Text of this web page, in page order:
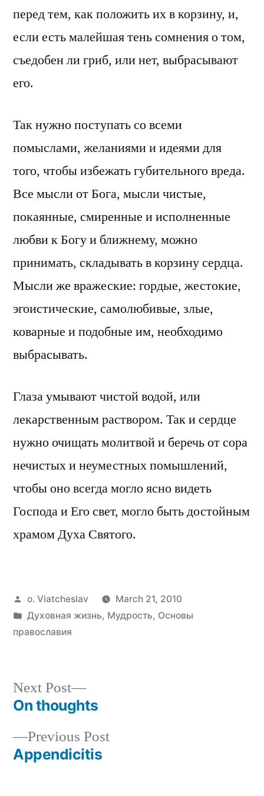
перед тем, как положить их в корзину, и,
если есть малейшая тень сомнения о том,
съедобен ли гриб, или нет, выбрасывают
его.
Так нужно поступать со всеми
помыслами, желаниями и идеями для
того, чтобы избежать губительного вреда.
Все мысли от Бога, мысли чистые,
покаянные, смиренные и исполненные
любви к Богу и ближнему, можно
принимать, складывать в корзину сердца.
Мысли же вражеские: гордые, жестокие,
эгоистические, самолюбивые, злые,
коварные и подобные им, необходимо
выбрасывать.
Глаза умывают чистой водой, или
лекарственным раствором. Так и сердце
нужно очищать молитвой и беречь от сора
нечистых и неуместных помышлений,
чтобы оно всегда могло ясно видеть
Господа и Его свет, могло быть достойным
храмом Духа Святого.
Posted
by
o. Viatcheslav
March 21, 2010
Posted
in
Духовная жизнь, Мудрость, Основы
православия
Post
navigation
Previous PostPrevious
Appendicitis
Next Post
Next
post:
On thoughts